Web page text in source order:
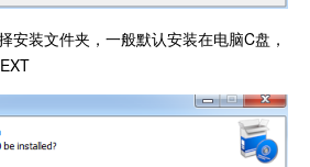
装文件夹，一般默认安装在电脑C盘，